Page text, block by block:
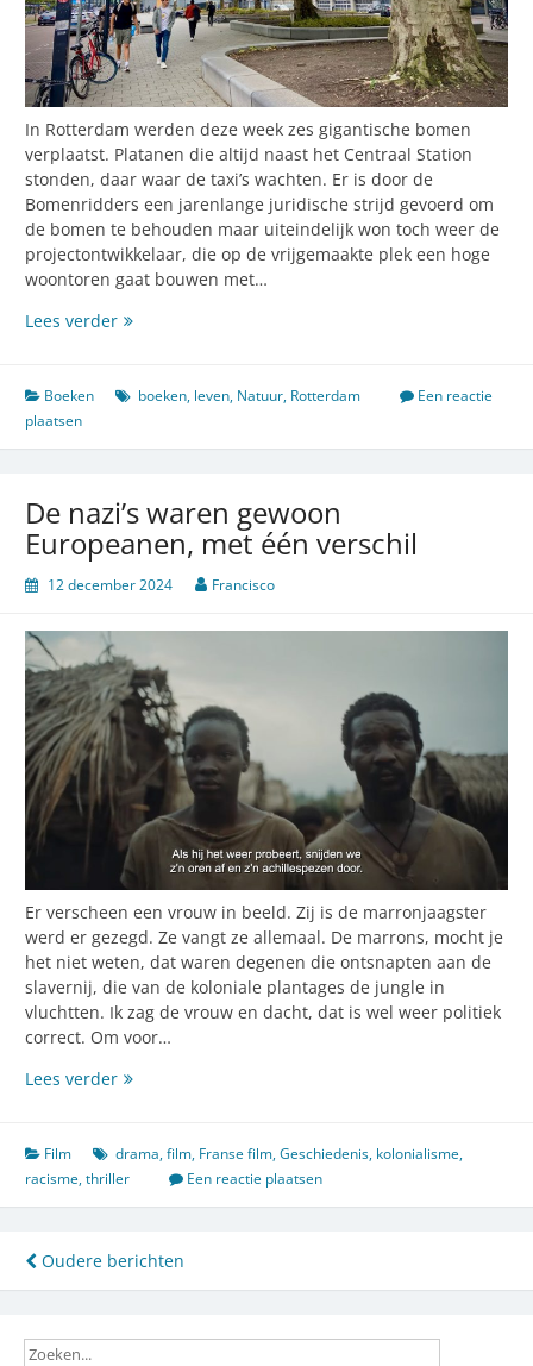
In Rotterdam werden deze week zes gigantische bomen
verplaatst. Platanen die altijd naast het Centraal Station
stonden, daar waar de taxi’s wachten. Er is door de
Bomenridders een jarenlange juridische strijd gevoerd om
de bomen te behouden maar uiteindelijk won toch weer de
projectontwikkelaar, die op de vrijgemaakte plek een hoge
woontoren gaat bouwen met…
Lees verderDoor
word
een
Boeken boeken, leven, Natuur, Rotterdam
Een reactie
plaatsen
De nazi’s waren gewoon
Europeanen, met één verschil
12 december 2024 Francisco
Er verscheen een vrouw in beeld. Zij is de marronjaagster
werd er gezegd. Ze vangt ze allemaal. De marrons, mocht je
het niet weten, dat waren degenen die ontsnapten aan de
slavernij, die van de koloniale plantages de jungle in
vluchtten. Ik zag de vrouw en dacht, dat is wel weer politiek
correct. Om voor…
Lees verderDe
gewoon
Europeanen,
met
verschil
Film drama,film, Franse film,Geschiedenis, kolonialisme,
racisme,thriller Een reactie plaatsen
Berichtennavigatie
Oudere berichten